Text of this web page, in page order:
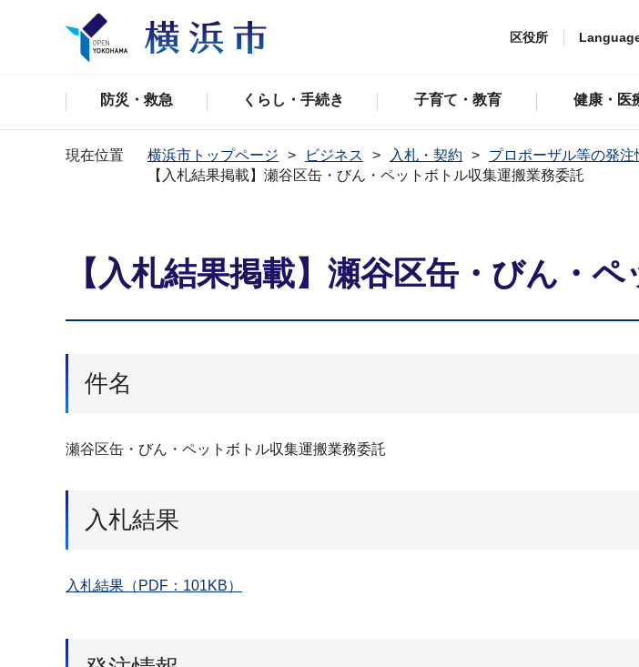
区役所
防災・救急 くらし・手続き 子育て・教育 健康・医
現在位置 横浜市トップページ ビジネス 入札・契約 プロポーザル等の発注
【入札結果掲載】瀬谷区缶・びん・ペットボトル収集運搬業務委託
【入札結果掲載】瀬谷区缶・びん・
件名
瀬谷区缶・びん・ペットボトル収集運搬業務委託
入札結果
入札結果（PDF：101KB）